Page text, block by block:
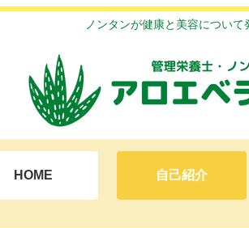
ノンタンが健康と美容について
HOME 自己紹介